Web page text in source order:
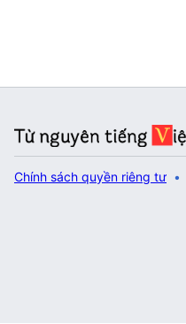
Chính sách quyền riêng tư